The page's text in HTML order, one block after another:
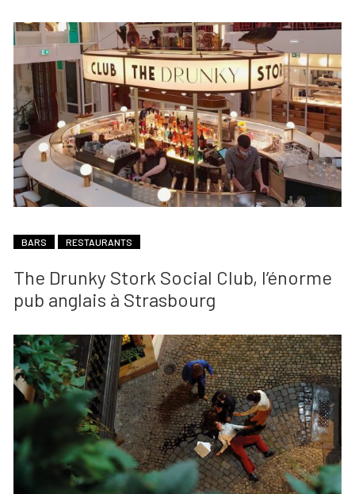
BARS RESTAURANTS
The Drunky Stork Social Club, l’énorme
pub anglais à Strasbourg